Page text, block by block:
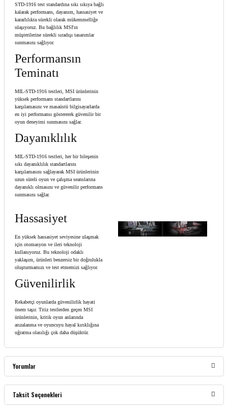
STD-1916 test standardına sıkı sıkıya bağlı
kalarak performans, dayanım, hassasiyet ve
kararlılıkta sürekli olarak mükemmelliğe
ulaşıyoruz. Bu bağlılık MSI'ın
müşterilerine sürekli sıradışı tasarımlar
sunmasını sağlıyor.
Performansın
Teminatı
MIL-STD-1916 testleri, MSI ürünlerinin
yüksek performans standartlarını
karşılamasını ve masaüstü bilgisayarlarda
en iyi performansı göstererek güvenilir bir
oyun deneyimi sunmasını sağlar.
Dayanıklılık
MIL-STD-1916 testleri, her bir bileşenin
sıkı dayanıklılık standartlarını
karşılamasını sağlayarak MSI ürünlerinin
uzun süreli oyun ve çalışma seanslarına
dayanıklı olmasını ve güvenilir performans
sunmasını sağlar.
Hassasiyet
En yüksek hassasiyet seviyesine ulaşmak
için otomasyon ve ileri teknoloji
kullanıyoruz. Bu teknoloji odaklı
yaklaşım, ürünleri benzersiz bir doğrulukla
oluşturmamızı ve test etmemizi sağlıyor.
Güvenilirlik
Rekabetçi oyunlarda güvenilirlik hayati
önem taşır. Titiz testlerden geçen MSI
ürünlerinin, kritik oyun anlarında
arızalanma ve oyuncuyu hayal kırıklığına
uğratma olasılığı çok daha düşüktür.
Yorumlar
Taksit Seçenekleri